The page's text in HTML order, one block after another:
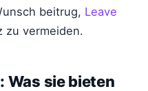
beitrug, Leave
zu vermeiden.
Was sie bieten